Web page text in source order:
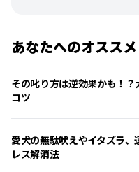
あなたへのオススメ
その叱り方は逆効果かも！
コツ
愛犬の無駄吠えやイタズラ
レス解消法